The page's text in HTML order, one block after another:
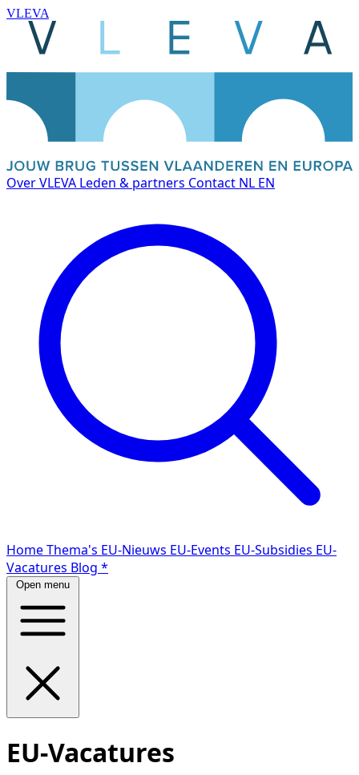
VLEVA
Over VLEVA Leden & partners Contact NL EN
HomeThema's EU-Nieuws EU-Events EU-Subsidies EU-
Vacatures Blog *
Open menu
EU-Vacatures